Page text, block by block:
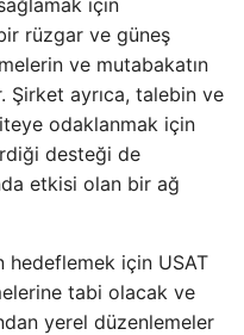
rüzgar ve güneş
ve mutabakatın
Şirket ayrıca, talebin ve
odaklanmak için
desteği de
etkisi olan bir ağ
hedeflemek için USAT
tabi olacak ve
yerel düzenlemeler